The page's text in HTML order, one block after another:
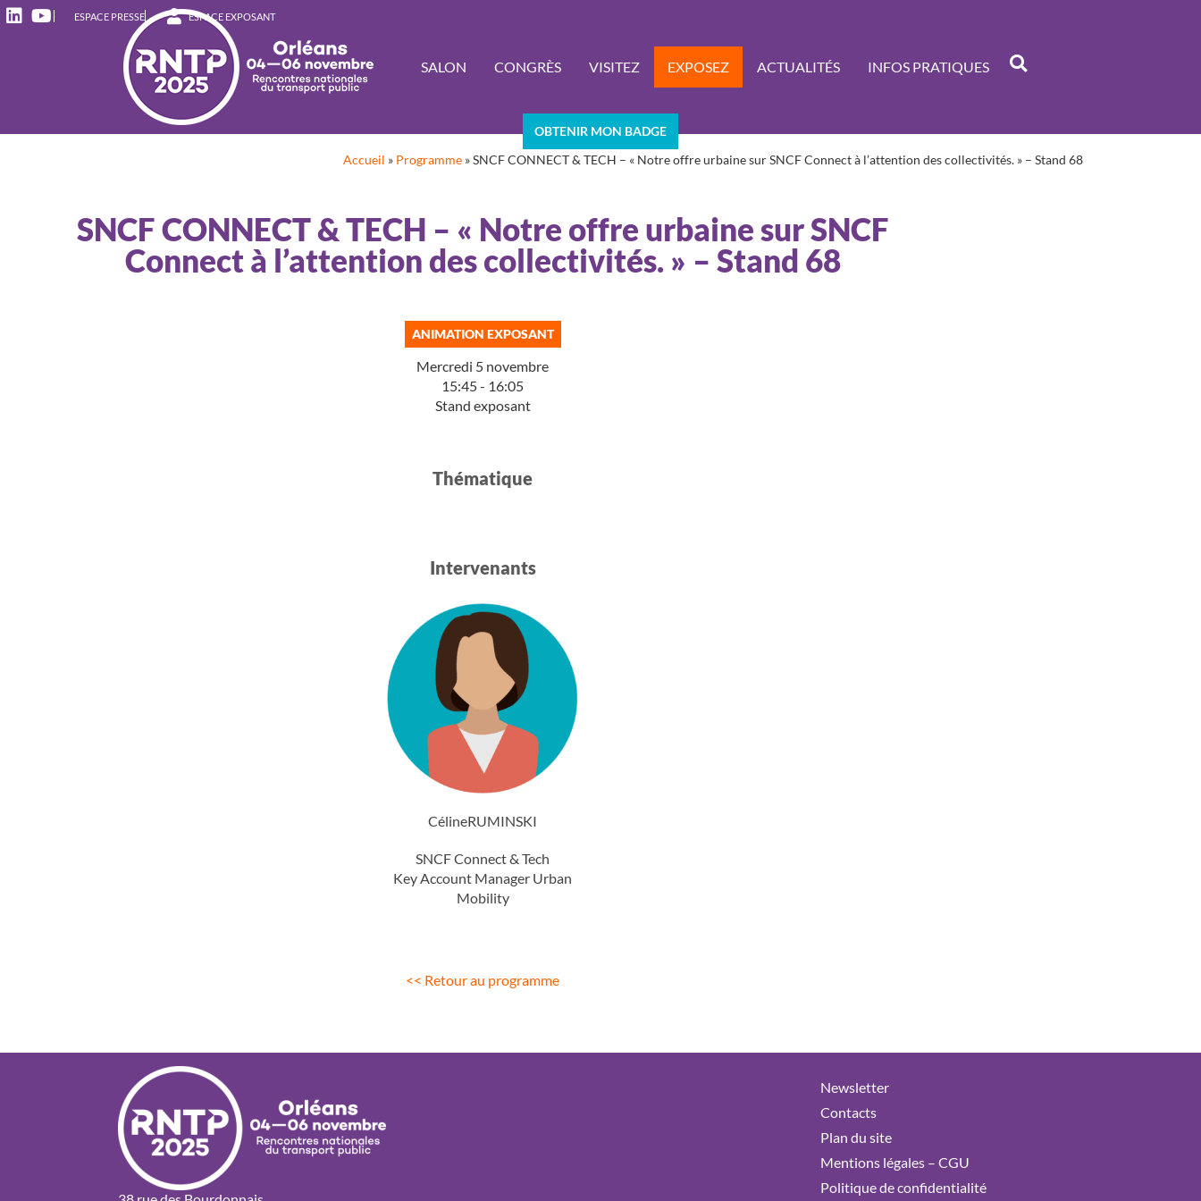
ESPACE PRESSE ESPACE EXPOSANT
SALON CONGRÈS VISITEZ EXPOSEZ ACTUALITÉS INFOS PRATIQUES
OBTENIR MON BADGE
Accueil » Programme »SNCF CONNECT & TECH – « Notre offre urbaine sur SNCF Connect à l’attention des collectivités. » – Stand 68
SNCF CONNECT & TECH – « Notre offre urbaine sur SNCF
Connect à l’attention des collectivités. » – Stand 68
ANIMATION EXPOSANT
Mercredi 5 novembre
15:45 - 16:05
Stand exposant
Thématique​
Intervenants
CélineRUMINSKI
SNCF Connect & Tech
Key Account Manager Urban
Mobility
<< Retour au programme
Newsletter
Contacts
Plan du site
Mentions légales – CGU
Politique de confidentialité